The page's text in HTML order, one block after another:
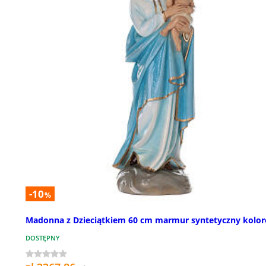
-10%
Madonna z Dzieciątkiem 60 cm marmur syntetyczny
DOSTĘPNY